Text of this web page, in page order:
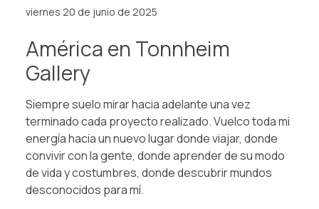
viernes 20 de junio de 2025
América en Tonnheim
Gallery
Siempre suelo mirar hacia adelante una vez
terminado cada proyecto realizado. Vuelco toda mi
energía hacia un nuevo lugar donde viajar, donde
convivir con la gente, donde aprender de su modo
de vida y costumbres, donde descubrir mundos
desconocidos para mí.